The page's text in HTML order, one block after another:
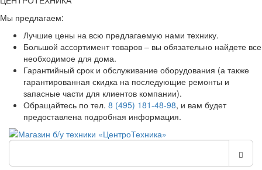
Мы предлагаем:
Лучшие цены на всю предлагаемую нами технику.
Большой ассортимент товаров – вы обязательно найдете все
необходимое для дома.
Гарантийный срок и обслуживание оборудования (а также
гарантированная скидка на последующие ремонты и
запасные части для клиентов компании).
Обращайтесь по тел. 8 (495) 181-48-98, и вам будет
предоставлена подробная информация.